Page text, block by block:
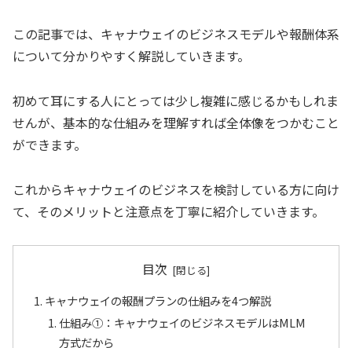
この記事では、キャナウェイのビジネスモデルや報酬体系
について分かりやすく解説していきます。
初めて耳にする人にとっては少し複雑に感じるかもしれま
せんが、基本的な仕組みを理解すれば全体像をつかむこと
ができます。
これからキャナウェイのビジネスを検討している方に向け
て、そのメリットと注意点を丁寧に紹介していきます。
目次
キャナウェイの報酬プランの仕組みを4つ解説
仕組み①：キャナウェイのビジネスモデルはMLM
方式だから